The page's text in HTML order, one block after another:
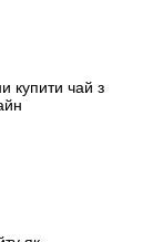
купити чай з